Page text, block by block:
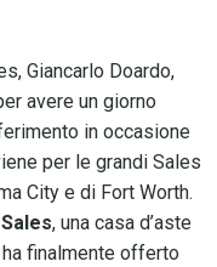
Giancarlo Doardo,
avere un giorno
in occasione
per le grandi Sales
City e di Fort Worth.
, una casa d’aste
finalmente offerto